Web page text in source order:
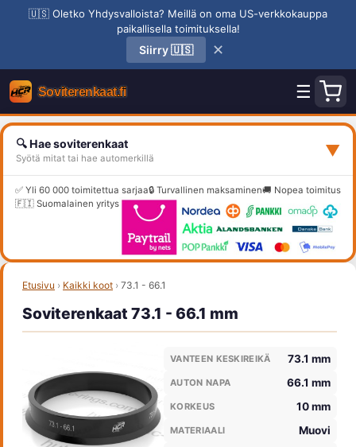
🇺🇸 Oletko Yhdysvalloista? Meillä on oma US-verkkokauppa
paikallisella toimituksella!
Siirry 🇺🇸 ✕
☰
🔍 Hae soviterenkaat
Syötä mitat tai hae automerkillä ▼
✅ Yli 60 000 toimitettua sarjaa🔒 Turvallinen maksaminen🚚 Nopea toimitus
🇫🇮 Suomalainen yritys
Etusivu › Kaikki koot › 73.1 - 66.1
Soviterenkaat 73.1 - 66.1 mm
VANTEEN KESKIREIKÄ 73.1 mm
AUTON NAPA 66.1 mm
KORKEUS 10 mm
MATERIAALI Muovi